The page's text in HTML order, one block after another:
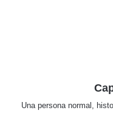
Una persona normal,